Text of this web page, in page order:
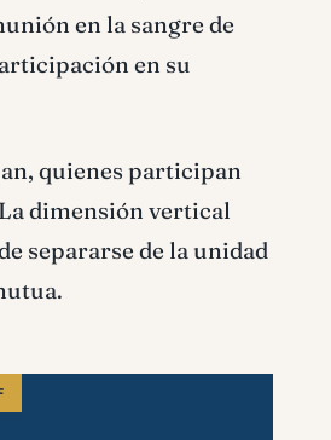
en la sangre de
en su
quienes participan
dimensión vertical
separarse de la unidad